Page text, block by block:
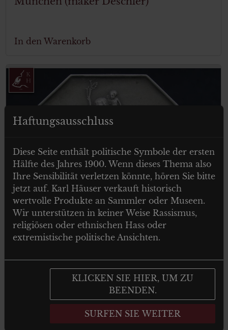
In den Warenkorb
€ 199.00
Plakette – Sei unser Führer!
Haftungsausschluss
Diese Seite enthält politische Symbole der ersten
Hälfte des Jahres 1900. Wenn dieses Thema also
Ihre Sensibilität verletzen könnte, hören Sie bitte
jetzt auf. Karl Häuser verkauft historisch
wertvolle Produkte an Sammler oder Museen.
Wir unterstützen in keiner Weise Rassismus,
religiösen oder ethnischen Hass oder
extremistische politische Ansichten.
KLICKEN SIE HIER, UM ZU
BEENDEN.
SURFEN SIE WEITER